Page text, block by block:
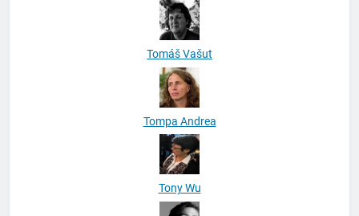
Tomáš Vašut
Tompa Andrea
Tony Wu